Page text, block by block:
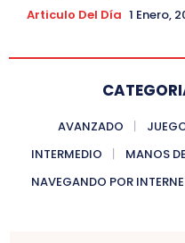
Articulo Del Día 1 Enero,
AVANZADO
INTERMEDIO
MANOS
NAVEGANDO POR